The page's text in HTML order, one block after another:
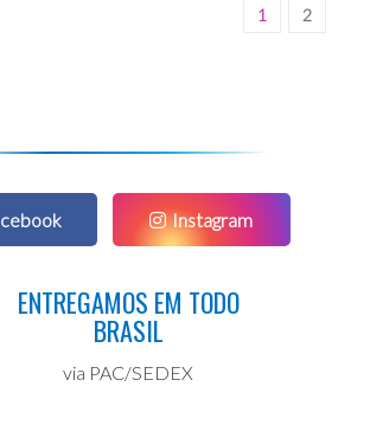
1 2
Instagram
ENTREGAMOS EM TODO
BRASIL
via PAC/SEDEX